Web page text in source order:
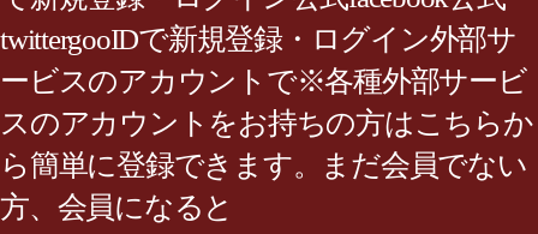
twittergooIDで新規登録・ログイン外部サ
ービスのアカウントで※各種外部サービ
スのアカウントをお持ちの方はこちらか
ら簡単に登録できます。まだ会員でない
方、会員になると